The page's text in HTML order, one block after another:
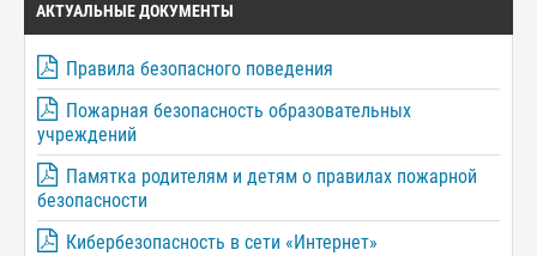
АКТУАЛЬНЫЕ ДОКУМЕНТЫ
Правила безопасного поведения
Пожарная безопасность образовательных
учреждений
Памятка родителям и детям о правилах пожарной
безопасности
Кибербезопасность в сети «Интернет»